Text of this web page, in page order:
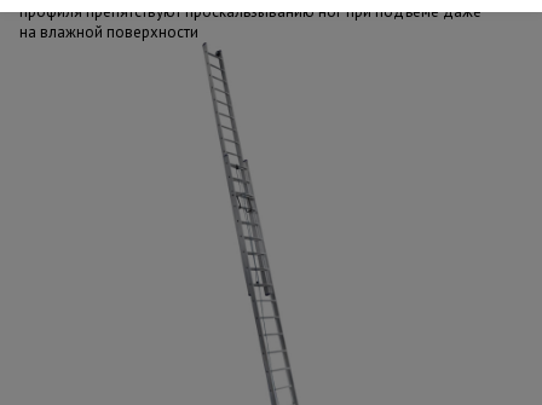
профиля препятствуют проскальзыванию ног при подъеме даже
на влажной поверхности